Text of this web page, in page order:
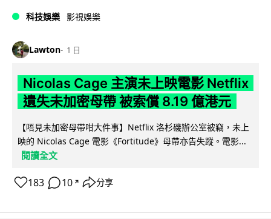
科技娛樂 影視娛樂
Lawton 1 日
Nicolas Cage 主演未上映電影 Netflix
遺失未加密母帶 被索償 8.19 億港元
【唔見未加密母帶咁大件事】Netflix 洛杉磯辦公室被竊，未上
映的 Nicolas Cage 電影《Fortitude》母帶亦告失蹤。電影...
閱讀全文
183 10 ↗ 分享